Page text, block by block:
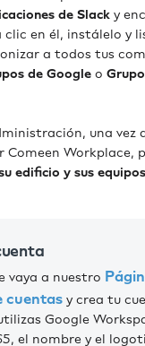
de Slack y
en él, instálelo y
a todos tus
de Google o
una vez
Comeen Workplace,
edificio y sus equipos
vaya a nuestro
cuentas y crea tu
Google
el nombre y el